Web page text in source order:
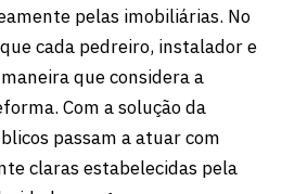
pelas imobiliárias. No
cada pedreiro, instalador e
que considera a
Com a solução da
passam a atuar com
claras estabelecidas pela